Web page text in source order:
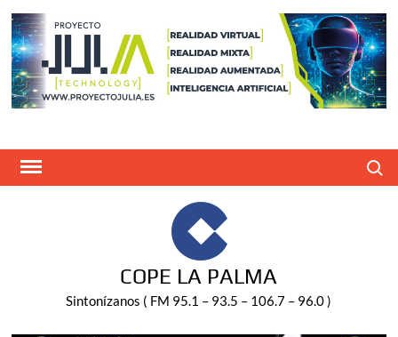
Saltar
contenido
COPE LA PALMA
Sintonízanos ( FM 95.1 – 93.5 – 106.7 – 96.0 )